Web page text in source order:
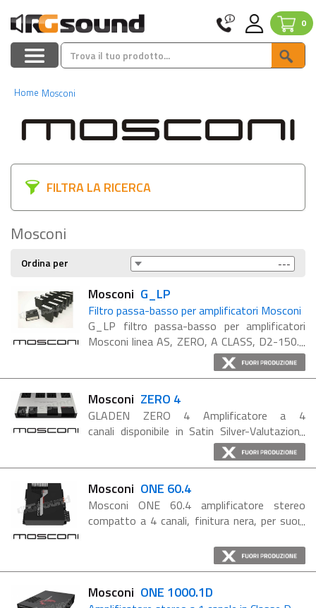
0
Home Mosconi
FILTRA LA RICERCA
Mosconi
Ordina per
Mosconi G_LP
Filtro passa-basso per amplificatori Mosconi
G_LP filtro passa-basso per amplificatori
Mosconi linea AS, ZERO, A CLASS, D2-150.2
e D2-100.4 G_LP è un modulo crossover
per il taglio di frequenza basato su
Mosconi ZERO 4
GLADEN ZERO 4 Amplificatore a 4
canali disponibile in Satin Silver-Valutazione
Finish Potenza: 2 x 100 Watt CH + CH 2 x
200 Watt @ 4 Ohm xx dBA (ref: 1 watt su 4
Mosconi ONE 60.4
Mosconi ONE 60.4 amplificatore stereo
compatto a 4 canali, finitura nera, per suoni
canale @ 4 Ohm. Caratteristiche ONE 60.4
Mosconi ONE 1000.1D